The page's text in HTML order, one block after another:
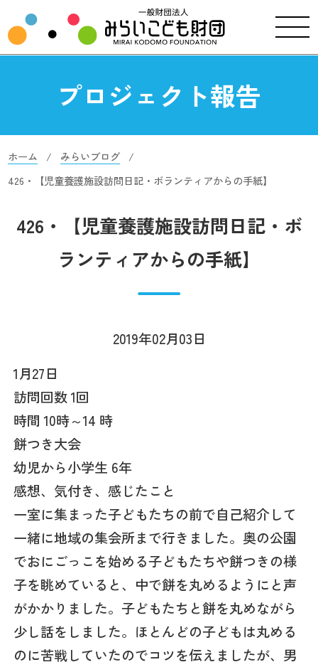
プロジェクト報告
ホーム
みらいブログ
426・【児童養護施設訪問日記・ボランティアからの手紙】
426・【児童養護施設訪問日記・ボ
ランティアからの手紙】
2019年02月03日
1月27日
訪問回数 1回
時間 10時～14 時
餅つき大会
幼児から小学生 6年
感想、気付き、感じたこと
一室に集まった子どもたちの前で自己紹介して
一緒に地域の集会所まで行きました。奥の公園
でおにごっこを始める子どもたちや餅つきの様
子を眺めていると、中で餅を丸めるようにと声
がかかりました。子どもたちと餅を丸めながら
少し話をしました。ほとんどの子どもは丸める
のに苦戦していたのでコツを伝えましたが、男